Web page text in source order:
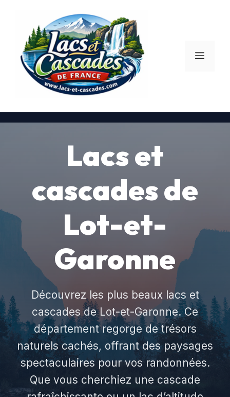
contenu
Menu
Lacs et
cascades de
Lot-et-
Garonne
Découvrez les plus beaux lacs et
cascades de Lot-et-Garonne. Ce
département regorge de trésors
naturels cachés, offrant des paysages
spectaculaires pour vos randonnées.
Que vous cherchiez une cascade